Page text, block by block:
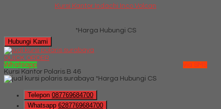
Kursi Kantor Indachi Inco Volcan
*Harga Hubungi CS
Hubungi Kami
QUICK ORDER
Whatsapp
via SMS
Kursi Kantor Polaris B 46
*Harga Hubungi CS
Telepon 087769684700
Whatsapp 6287769684700